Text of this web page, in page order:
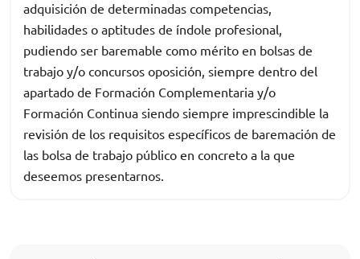
adquisición de determinadas competencias,
habilidades o aptitudes de índole profesional,
pudiendo ser baremable como mérito en bolsas de
trabajo y/o concursos oposición, siempre dentro del
apartado de Formación Complementaria y/o
Formación Continua siendo siempre imprescindible la
revisión de los requisitos específicos de baremación de
las bolsa de trabajo público en concreto a la que
deseemos presentarnos.